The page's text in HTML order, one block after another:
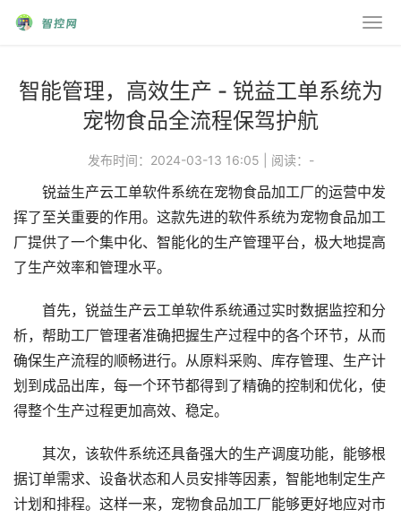
智能管理，高效生产 - 锐益工单系统为
宠物食品全流程保驾护航
发布时间：2024-03-13 16:05 阅读： -
锐益生产云工单软件系统在宠物食品加工厂的运营中发
挥了至关重要的作用。这款先进的软件系统为宠物食品加工
厂提供了一个集中化、智能化的生产管理平台，极大地提高
了生产效率和管理水平。
首先，锐益生产云工单软件系统通过实时数据监控和分
析，帮助工厂管理者准确把握生产过程中的各个环节，从而
确保生产流程的顺畅进行。从原料采购、库存管理、生产计
划到成品出库，每一个环节都得到了精确的控制和优化，使
得整个生产过程更加高效、稳定。
其次，该软件系统还具备强大的生产调度功能，能够根
据订单需求、设备状态和人员安排等因素，智能地制定生产
计划和排程。这样一来，宠物食品加工厂能够更好地应对市